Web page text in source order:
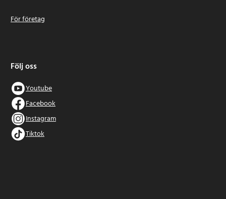
För företag
Följ oss
Youtube
Facebook
Instagram
Tiktok